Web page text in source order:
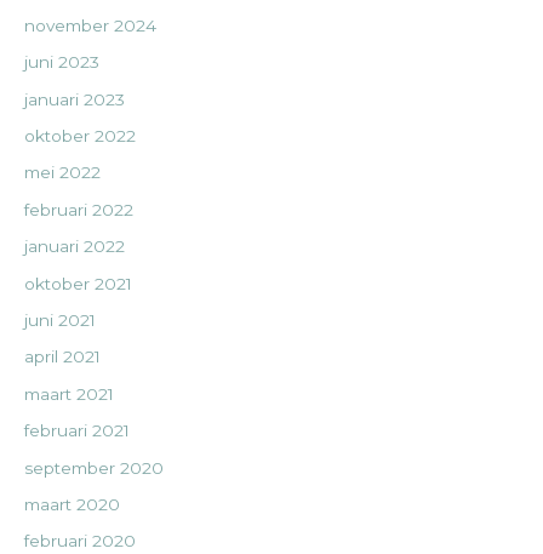
november 2024
juni 2023
januari 2023
oktober 2022
mei 2022
februari 2022
januari 2022
oktober 2021
juni 2021
april 2021
maart 2021
februari 2021
september 2020
maart 2020
februari 2020